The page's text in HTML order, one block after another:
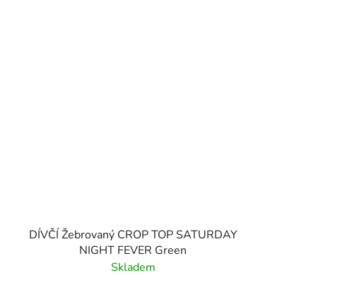
DÍVČÍ Žebrovaný CROP TOP SATURDAY
NIGHT FEVER Green
Skladem